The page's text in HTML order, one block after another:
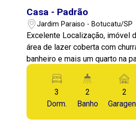
Casa - Padrão
Jardim Paraiso - Botucatu/SP
Excelente Localização, imóvel
área de lazer coberta com
banheiro e mais um quarto na
integrada com a Sala de Jantar
americana, Piso porcelanato.
Municipal do Jardim Paraíso.
3
Dorm.
2
Banho
2